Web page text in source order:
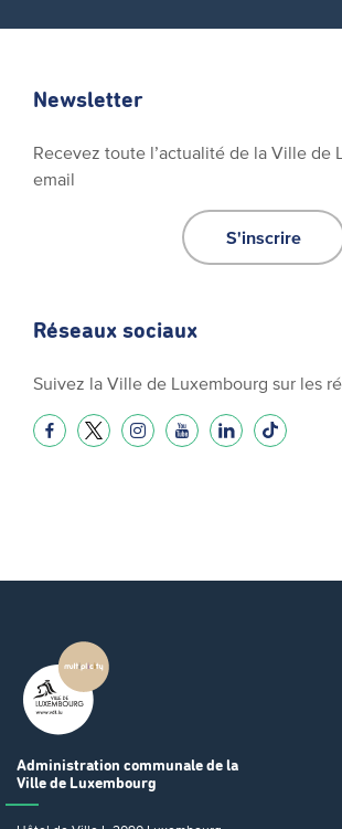
Newsletter
Recevez toute l’actualité de la Ville de
email
S'inscrire
Réseaux sociaux
Suivez la Ville de Luxembourg sur les
Administration communale de la
Ville de Luxembourg